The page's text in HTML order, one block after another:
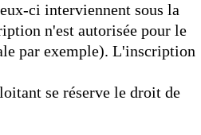
ci interviennent sous la
n'est autorisée pour le
par exemple). L'inscription
se réserve le droit de